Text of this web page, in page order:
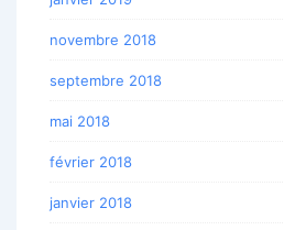
novembre 2018
septembre 2018
mai 2018
février 2018
janvier 2018